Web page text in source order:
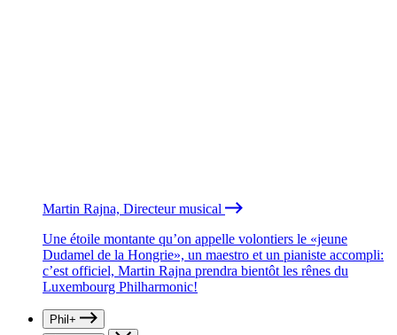
Martin Rajna, Directeur musical
Une étoile montante qu’on appelle volontiers le «jeune
Dudamel de la Hongrie», un maestro et un pianiste accompli:
c’est officiel, Martin Rajna prendra bientôt les rênes du
Luxembourg Philharmonic!
Phil+